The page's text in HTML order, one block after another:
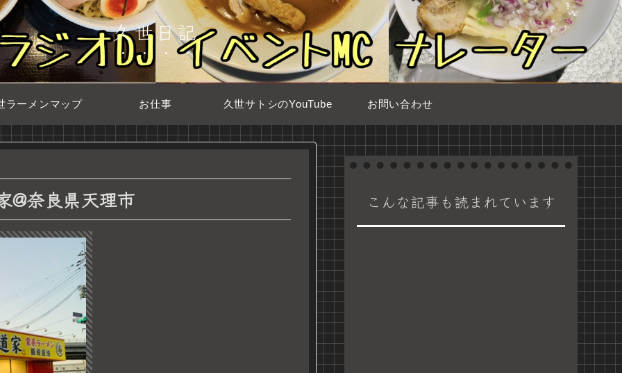
久世日記
ラーメンマップ お仕事 久世サトシのYouTube お問い合わせ
@奈良県天理市 こんな記事も読まれています